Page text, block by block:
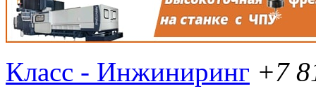
Класс - Инжиниринг +7